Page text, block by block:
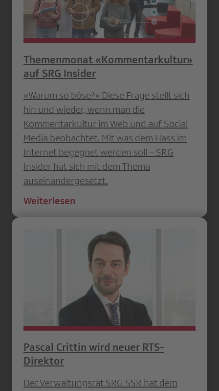
Themenmonat «Kommentarkultur»
auf SRG Insider
«Warum so böse?» Diese Frage stellt sich
hin und wieder, wenn man die
Kommentarkultur im Web und auf Social
Media beobachtet. Mit was dem Hass im
Internet begegnet werden soll – SRG
Insider hat sich mit dem Thema
auseinandergesetzt.
Weiterlesen
Pascal Crittin wird neuer RTS-
Direktor
Der Verwaltungsrat SRG SSR hat dem